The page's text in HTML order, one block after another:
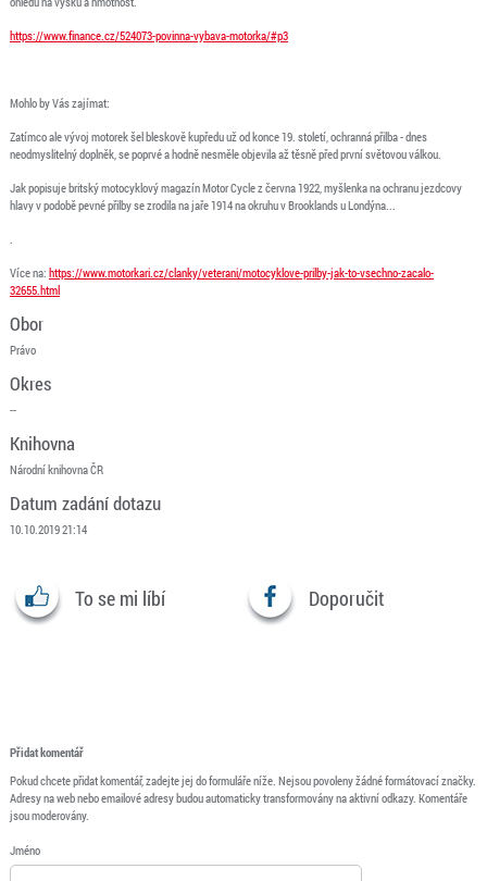
https://www.finance.cz/524073-povinna-vybava-motorka/#p3
Mohlo by Vás zajímat:
Zatímco ale vývoj motorek šel bleskově kupředu už od konce 19. století, ochranná přilba - dnes
neodmyslitelný doplněk, se poprvé a hodně nesměle objevila až těsně před první světovou válkou.
Jak popisuje britský motocyklový magazín Motor Cycle z června 1922, myšlenka na ochranu jezdcovy
hlavy v podobě pevné přilby se zrodila na jaře 1914 na okruhu v Brooklands u Londýna...
.
Více na: https://www.motorkari.cz/clanky/veterani/motocyklove-prilby-jak-to-vsechno-zacalo-
32655.html
Obor
Právo
Okres
--
Knihovna
Národní knihovna ČR
Datum zadání dotazu
10.10.2019 21:14
To se mi líbí Doporučit
Přidat komentář
Pokud chcete přidat komentář, zadejte jej do formuláře níže. Nejsou povoleny žádné formátovací značky.
Adresy na web nebo emailové adresy budou automaticky transformovány na aktivní odkazy. Komentáře
jsou moderovány.
Jméno